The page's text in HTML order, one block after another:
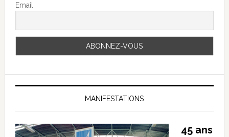
Email
MANIFESTATIONS
45 ans